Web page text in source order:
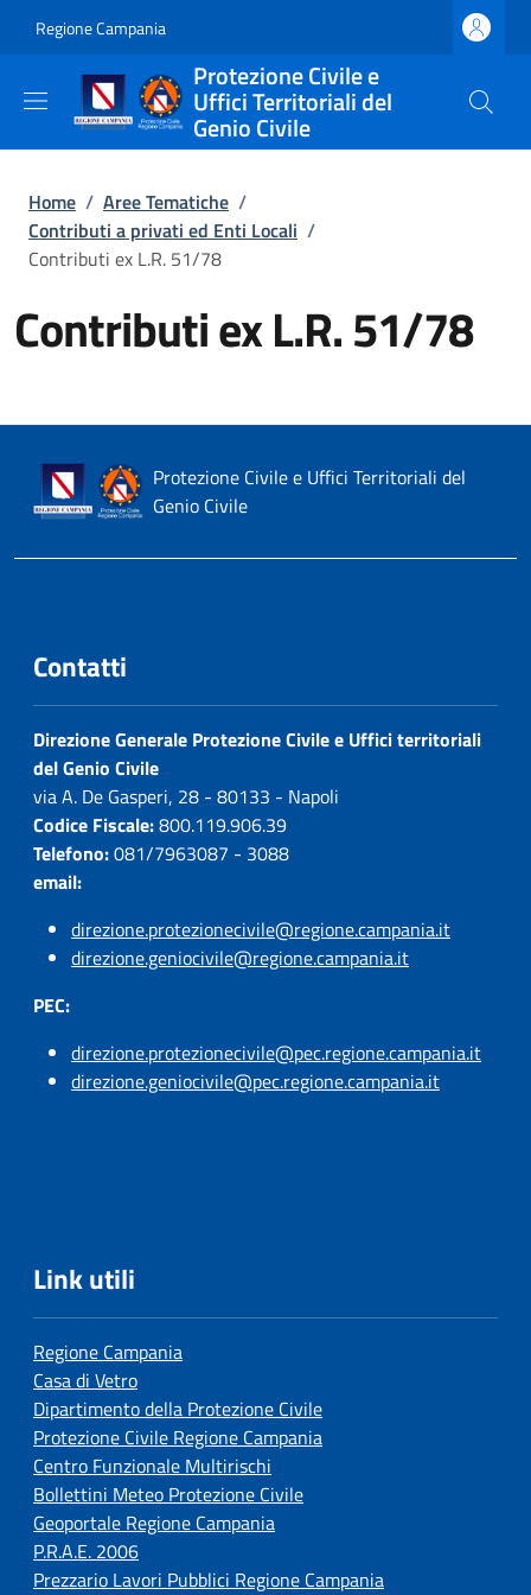
Regione Campania
Protezione Civile e
Uffici Territoriali del
Genio Civile
Briciole di pane
Home / Aree Tematiche /
Contributi a privati ed Enti Locali /
Contributi ex L.R. 51/78
Contributi ex L.R. 51/78
Protezione Civile e Uffici Territoriali del
Genio Civile
Contatti
Direzione Generale Protezione Civile e Uffici territoriali
del Genio Civile
via A. De Gasperi, 28 - 80133 - Napoli
Codice Fiscale:800.119.906.39
Telefono:081/7963087 - 3088
email:
direzione.protezionecivile@regione.campania.it
direzione.geniocivile@regione.campania.it
PEC:
direzione.protezionecivile@pec.regione.campania.it
direzione.geniocivile@pec.regione.campania.it
Link utili
Regione Campania
Casa di Vetro
Dipartimento della Protezione Civile
Protezione Civile Regione Campania
Centro Funzionale Multirischi
Bollettini Meteo Protezione Civile
Geoportale Regione Campania
P.R.A.E. 2006
Prezzario Lavori Pubblici Regione Campania